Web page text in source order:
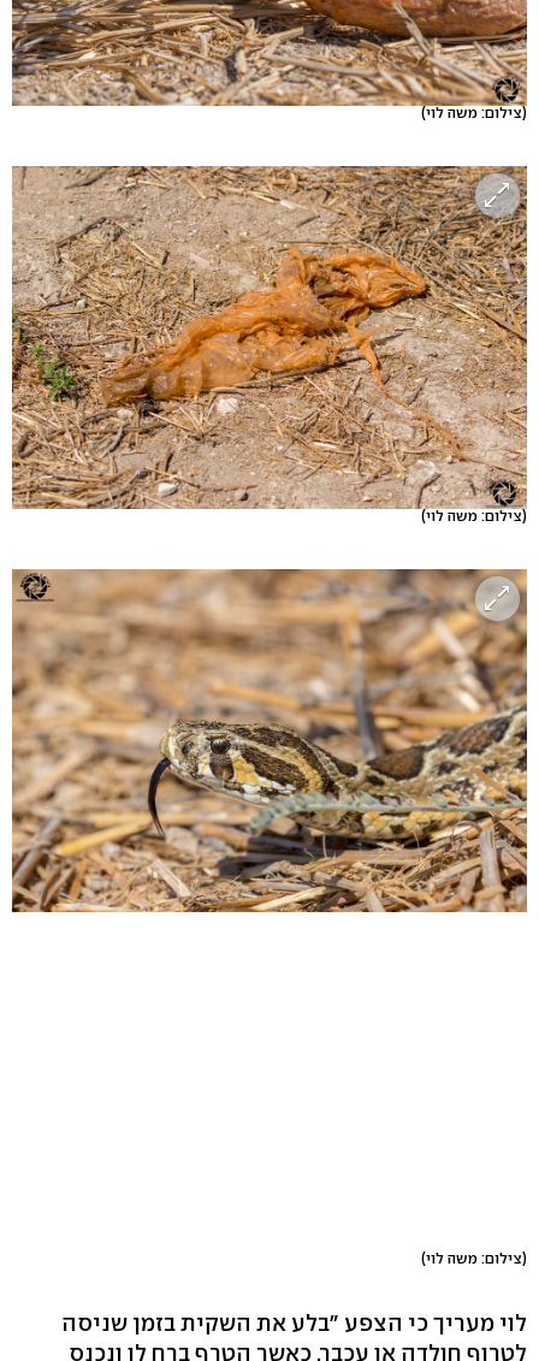
(צילום: משה לוי)
(צילום: משה לוי)
(צילום: משה לוי)
לוי מעריך כי הצפע "בלע את השקית בזמן שניסה
לטרוף חולדה או עכבר. כאשר הטרף ברח לו ונכנס